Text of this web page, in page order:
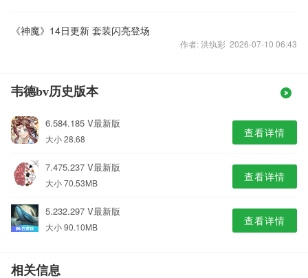
《神魔》14日更新 套装闪亮登场
作者: 洪纨彩 2026-07-10 06:43
韦德bv历史版本
6.584.185 V最新版
大小 28.68 查看详情
7.475.237 V最新版
大小 70.53MB 查看详情
5.232.297 V最新版
大小 90.10MB 查看详情
相关信息